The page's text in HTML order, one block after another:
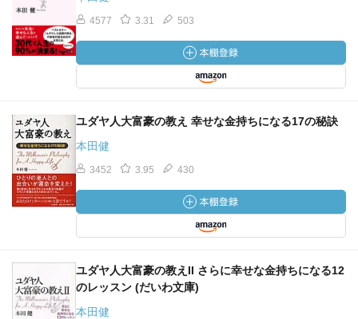
4577 3.31 503
ユダヤ人大富豪の教え 幸せな金持ちになる17の秘訣
本田健
3452 3.95 430
ユダヤ人大富豪の教えII さらに幸せな金持ちになる12
のレッスン (だいわ文庫)
本田健